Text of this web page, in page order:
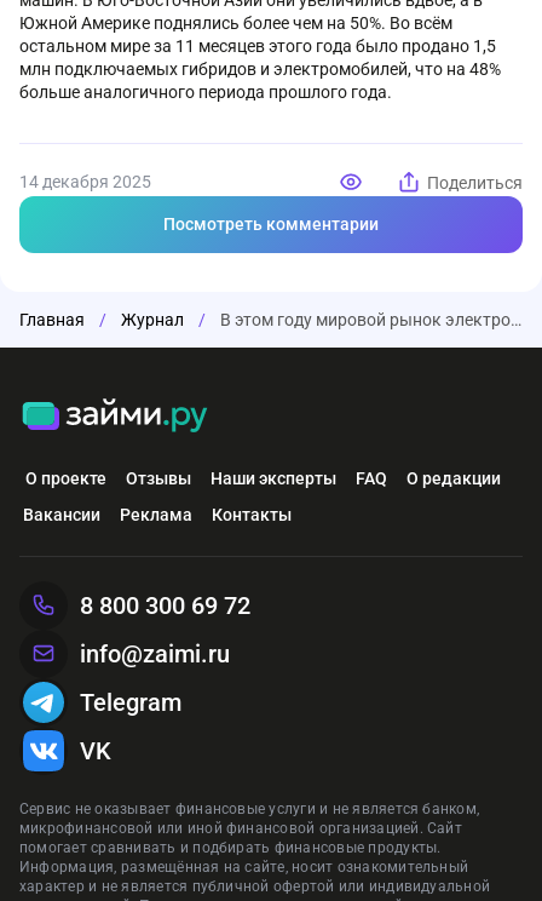
Южной Америке поднялись более чем на 50%. Во всём
остальном мире за 11 месяцев этого года было продано 1,5
млн подключаемых гибридов и электромобилей, что на 48%
больше аналогичного периода прошлого года.
14 декабря 2025 Поделиться
Посмотреть комментарии
Главная / Журнал / В этом году мировой рынок электромобилей и гибридов вырос на 21%
О проекте Отзывы Наши эксперты FAQ
О редакции
Вакансии
Реклама Контакты
Сервис не оказывает финансовые услуги и не является банком,
микрофинансовой или иной финансовой организацией. Сайт
помогает сравнивать и подбирать финансовые продукты.
Информация, размещённая на сайте, носит ознакомительный
характер и не является публичной офертой или индивидуальной
8 800 300 69 72
info@zaimi.ru
Telegram
VK